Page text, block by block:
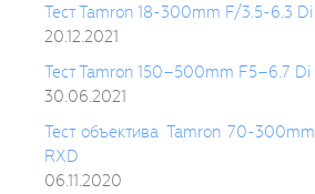
Тест Tamron 18-300mm F/3.5-6.3
20.12.2021
Тест Tamron 150–500mm F5–6.7 Di
30.06.2021
Тест объектива Tamron 70-
RXD
06.11.2020